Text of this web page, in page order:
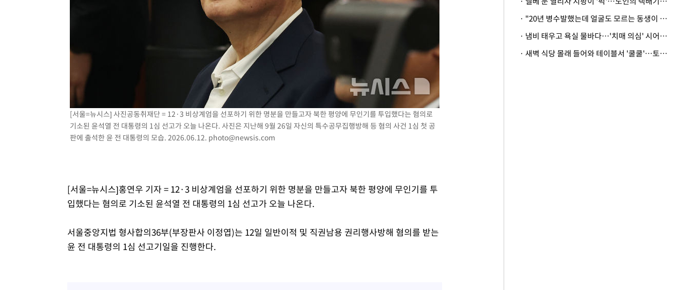
[서울=뉴시스] 사진공동취재단 = 12·3 비상계엄을 선포하기 위한 명분을 만들고자 북한 평양에 무인기를 투입했다는 혐의로
기소된 윤석열 전 대통령의 1심 선고가 오늘 나온다. 사진은 지난해 9월 26일 자신의 특수공무집행방해 등 혐의 사건 1심 첫 공
판에 출석한 윤 전 대통령의 모습. 2026.06.12. photo@newsis.com
[서울=뉴시스]홍연우 기자 = 12·3 비상계엄을 선포하기 위한 명분을 만들고자 북한 평양에 무인기를 투
입했다는 혐의로 기소된 윤석열 전 대통령의 1심 선고가 오늘 나온다.
서울중앙지법 형사합의36부(부장판사 이정엽)는 12일 일반이적 및 직권남용 권리행사방해 혐의를 받는
윤 전 대통령의 1심 선고기일을 진행한다.
· "20년 병수발했는데 얼굴도 모르는 동생이 유산 절반을"…배다른 형제 상속권 있을까
· 냄비 태우고 욕실 물바다…'치매 의심' 시어머니 검사 권유했다가 '날벼락'
· 새벽 식당 몰래 들어와 테이블서 '쿨쿨'…토사물 남기고 사라진 남성